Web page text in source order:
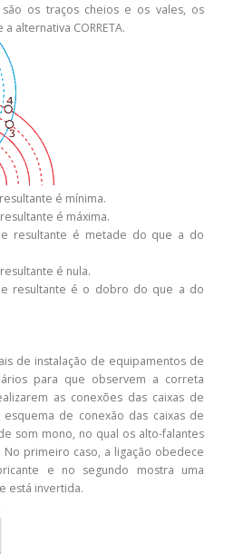
são os traços cheios e os vales, os
alternativa CORRETA.
é mínima.
é máxima.
resultante é metade do que a do
é nula.
resultante é o dobro do que a do
de instalação de equipamentos de
para que observem a correta
as conexões das caixas de
de conexão das caixas de
som mono, no qual os alto-falantes
No primeiro caso, a ligação obedece
e no segundo mostra uma
está invertida.